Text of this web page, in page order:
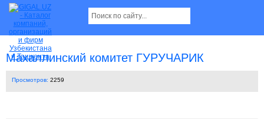
Махаллинский комитет ГУРУЧАРИК
Просмотров: 2259